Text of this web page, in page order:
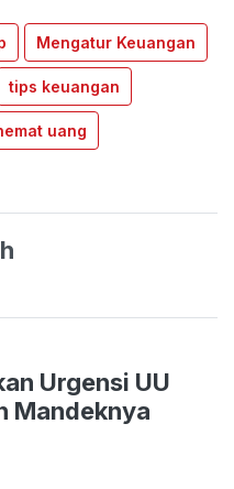
Mengatur Keuangan
tips keuangan
uang
Urgensi UU
Mandeknya